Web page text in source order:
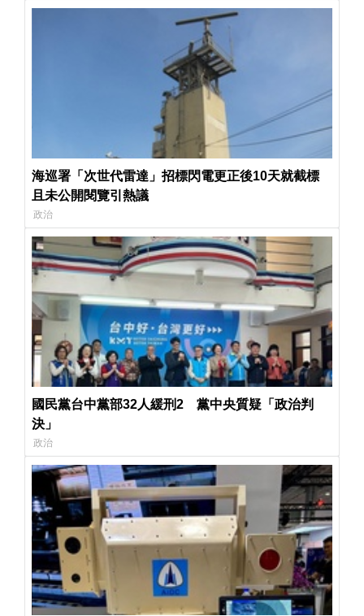
海巡署「次世代雷達」招標閃電更正後10天就截標
且未公開閱覽引熱議
政治
國民黨台中黨部32人緩刑2 黨中央質疑「政治判
決」
政治